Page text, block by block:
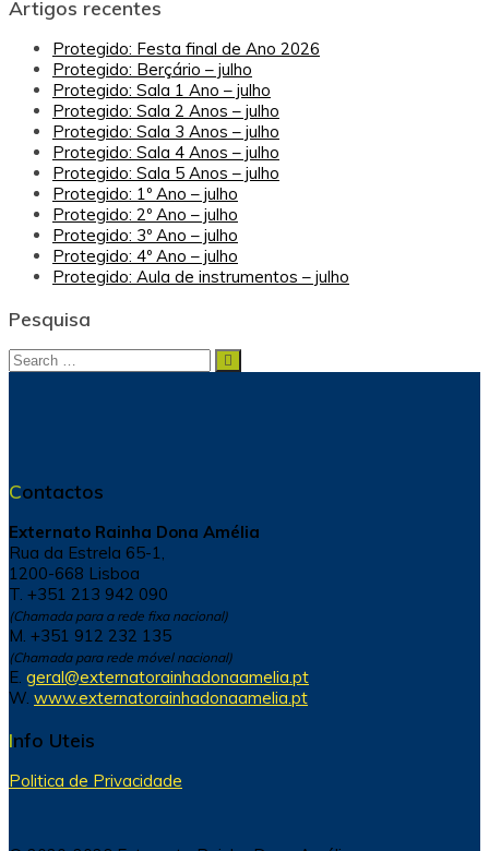
Artigos recentes
Protegido: Festa final de Ano 2026
Protegido: Berçário – julho
Protegido: Sala 1 Ano – julho
Protegido: Sala 2 Anos – julho
Protegido: Sala 3 Anos – julho
Protegido: Sala 4 Anos – julho
Protegido: Sala 5 Anos – julho
Protegido: 1º Ano – julho
Protegido: 2º Ano – julho
Protegido: 3º Ano – julho
Protegido: 4º Ano – julho
Protegido: Aula de instrumentos – julho
Pesquisa
Search
Search
Contactos
Externato Rainha Dona Amélia
Rua da Estrela 65-1,
1200-668 Lisboa
T. +351 213 942 090
(Chamada para a rede fixa nacional)
M. +351 912 232 135
(Chamada para rede móvel nacional)
E. geral@externatorainhadonaamelia.pt
W. www.externatorainhadonaamelia.pt
Info Uteis
Politica de Privacidade